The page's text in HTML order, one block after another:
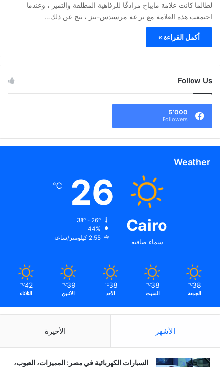
لطالما كانت علامة مايباخ مرادفًا للرفاهية المطلقة والتميز ، وعندما
اجتمعت هذه العلامة مع براعة مرسيدس-بنز ، نتج عن ذلك…
أكمل القراءة »
Follow Us
5٬000
Followers
Weather
Cairo
سماء صافية
26
℃
44%
2.55 كيلومتر/ساعة
38
℃
الجمعة
38
℃
السبت
38
℃
الأحد
39
℃
الأثنين
42
℃
الثلاثاء
الأشهر الأخيرة
السيارات الكهربائية في مصر: المميزات، العيوب،